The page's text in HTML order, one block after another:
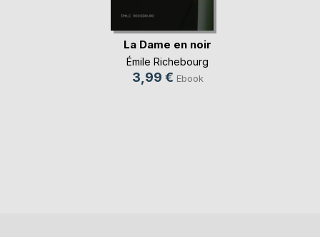
La Dame en noir
Émile Richebourg
3,99 € Ebook